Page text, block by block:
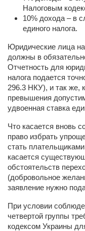
Налоговым
10% дохода – в
единого налога.
Юридические лица на
должны в
Отчетность для
налога подается
296.3 НКУ), и так же,
превышения
удвоенная ставка
Что касается вновь
право избрать
стать
касается
обстоятельств
(добровольное
заявление нужно
При условии
четвертой группы
кодексом Украины